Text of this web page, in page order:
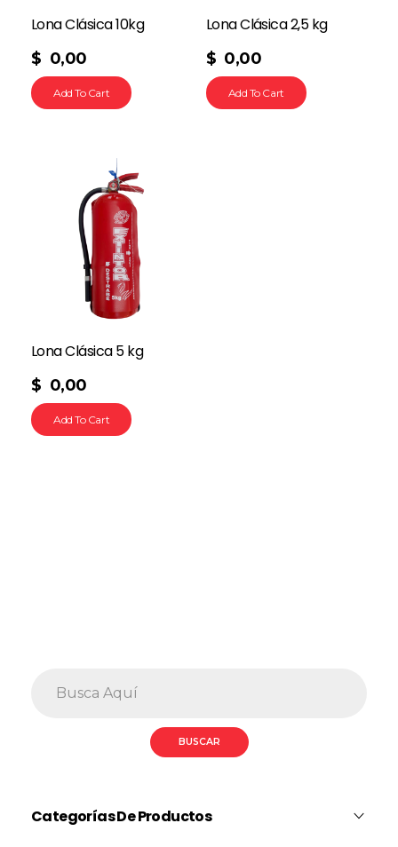
Lona Clásica 10kg
$ 0,00
Add To Cart
Lona Clásica 2,5 kg
$ 0,00
Add To Cart
Lona Clásica 5 kg
$ 0,00
Add To Cart
Categorías De Productos